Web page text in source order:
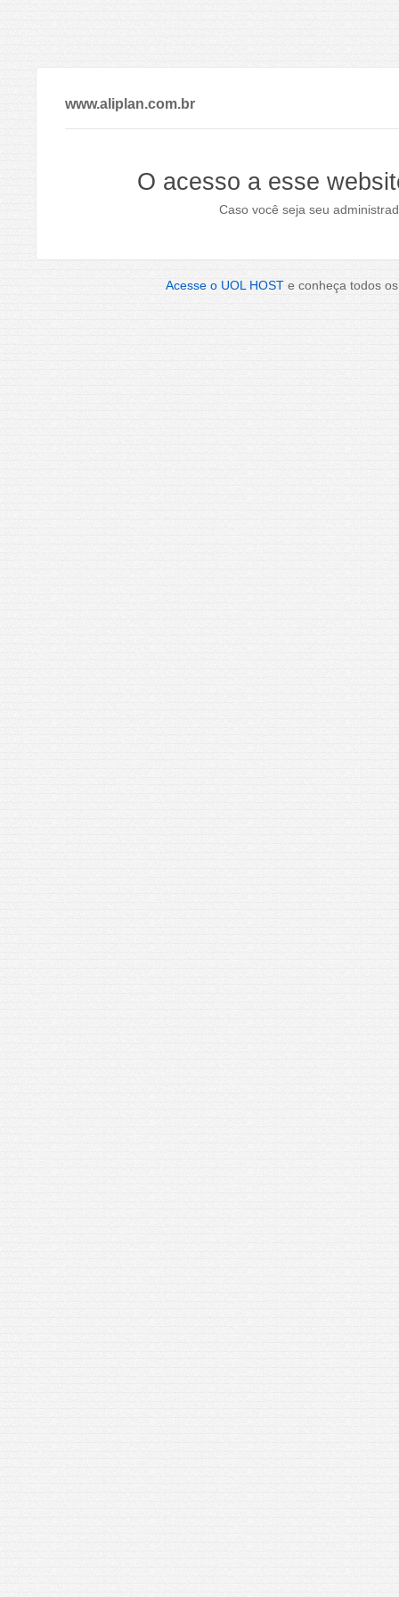
www.aliplan.com.br
O acesso a esse
Caso você seja seu
Acesse o UOL HOST e conheça todos